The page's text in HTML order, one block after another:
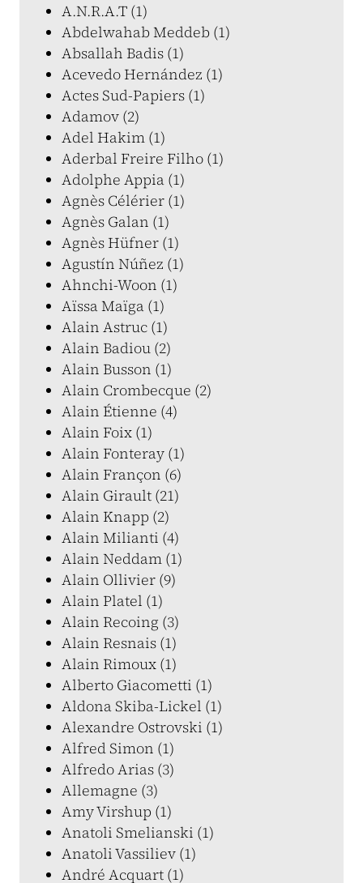
A.N.R.A.T (1)
Abdelwahab Meddeb (1)
Absallah Badis (1)
Acevedo Hernández (1)
Actes Sud-Papiers (1)
Adamov (2)
Adel Hakim (1)
Aderbal Freire Filho (1)
Adolphe Appia (1)
Agnès Célérier (1)
Agnès Galan (1)
Agnès Hüfner (1)
Agustín Núñez (1)
Ahnchi-Woon (1)
Aïssa Maïga (1)
Alain Astruc (1)
Alain Badiou (2)
Alain Busson (1)
Alain Crombecque (2)
Alain Étienne (4)
Alain Foix (1)
Alain Fonteray (1)
Alain Françon (6)
Alain Girault (21)
Alain Knapp (2)
Alain Milianti (4)
Alain Neddam (1)
Alain Ollivier (9)
Alain Platel (1)
Alain Recoing (3)
Alain Resnais (1)
Alain Rimoux (1)
Alberto Giacometti (1)
Aldona Skiba-Lickel (1)
Alexandre Ostrovski (1)
Alfred Simon (1)
Alfredo Arias (3)
Allemagne (3)
Amy Virshup (1)
Anatoli Smelianski (1)
Anatoli Vassiliev (1)
André Acquart (1)